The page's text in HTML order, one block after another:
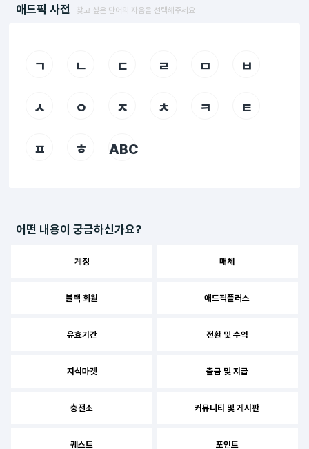
애드픽 사전 찾고 싶은 단어의 자음을 선택해주세요
ㄱ ㄴ ㄷ ㄹ ㅁ ㅂ
ㅅ ㅇ ㅈ ㅊ ㅋ ㅌ
ㅍ ㅎ ABC
어떤 내용이 궁금하신가요?
계정 매체
블랙 회원 애드픽플러스
유효기간 전환 및 수익
지식마켓 출금 및 지급
충전소 커뮤니티 및 게시판
퀘스트 포인트